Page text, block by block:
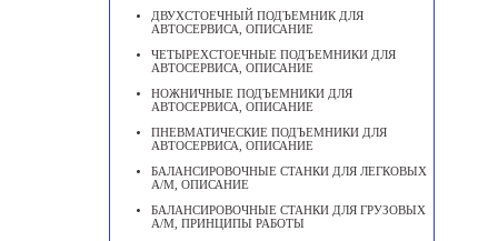
ДВУХСТОЕЧНЫЙ ПОДЪЕМНИК ДЛЯ
АВТОСЕРВИСА, ОПИСАНИЕ
ЧЕТЫРЕХСТОЕЧНЫЕ ПОДЪЕМНИКИ ДЛЯ
АВТОСЕРВИСА, ОПИСАНИЕ
НОЖНИЧНЫЕ ПОДЪЕМНИКИ ДЛЯ
АВТОСЕРВИСА, ОПИСАНИЕ
ПНЕВМАТИЧЕСКИЕ ПОДЪЕМНИКИ ДЛЯ
АВТОСЕРВИСА, ОПИСАНИЕ
БАЛАНСИРОВОЧНЫЕ СТАНКИ ДЛЯ ЛЕГКОВЫХ
А/М, ОПИСАНИЕ
БАЛАНСИРОВОЧНЫЕ СТАНКИ ДЛЯ ГРУЗОВЫХ
А/М, ПРИНЦИПЫ РАБОТЫ